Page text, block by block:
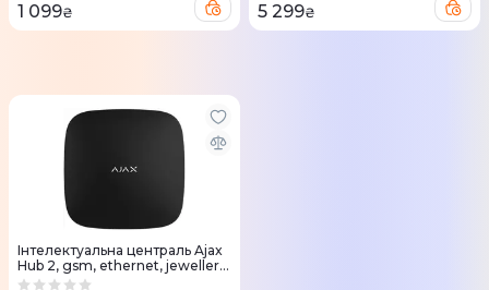
1 099₴ 5 299₴
Інтелектуальна централь Ajax
Hub 2, gsm, ethernet, jeweller,
бездротова, чорний